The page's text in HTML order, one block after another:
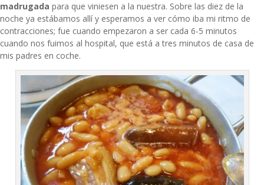
madrugada para que viniesen a la nuestra. Sobre las diez de la
noche ya estábamos allí y esperamos a ver cómo iba mi ritmo de
contracciones; fue cuando empezaron a ser cada 6-5 minutos
cuando nos fuimos al hospital, que está a tres minutos de casa de
mis padres en coche.